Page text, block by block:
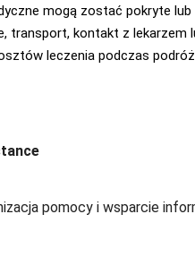
mogą zostać pokryte
transport, kontakt z lekarzem
leczenia podczas
pomocy i wsparcie